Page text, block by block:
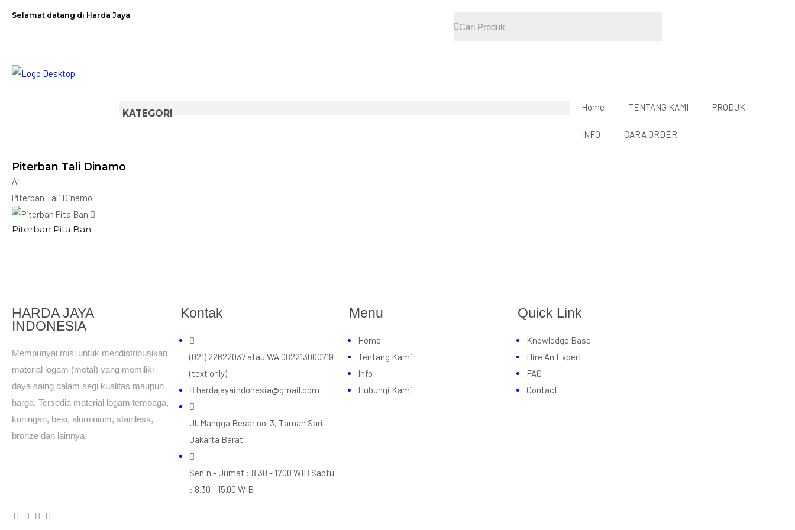
Selamat datang di Harda Jaya
Home TENTANG KAMI PRODUK
INFO CARA ORDER
Piterban Tali Dinamo
All
Piterban Tali Dinamo
Piterban Pita Ban
HARDA JAYA
INDONESIA
Mempunyai misi untuk mendistribusikan
material logam (metal) yang memiliki
daya saing dalam segi kualitas maupun
harga. Tersedia material logam tembaga,
kuningan, besi, aluminium, stainless,
bronze dan lainnya.
Kontak
(021) 22622037 atau WA 082213000719
(text only)
hardajayaindonesia@gmail.com
Jl. Mangga Besar no. 3, Taman Sari,
Jakarta Barat
Senin - Jumat : 8.30 - 17.00 WIB Sabtu
: 8.30 - 15.00 WIB
Menu
Home
Tentang Kami
Info
Hubungi Kami
Quick Link
Knowledge Base
Hire An Expert
FAQ
Contact